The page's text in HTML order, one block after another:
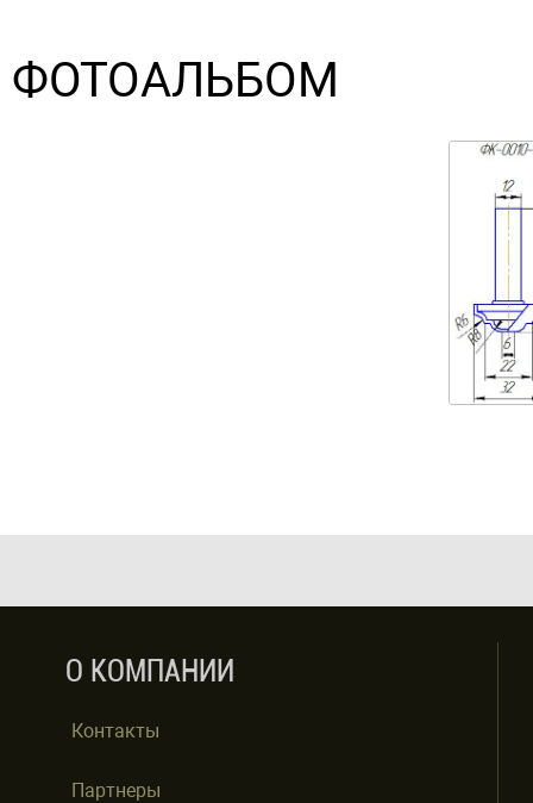
ФОТОАЛЬБОМ
О КОМПАНИИ
Контакты
Партнеры